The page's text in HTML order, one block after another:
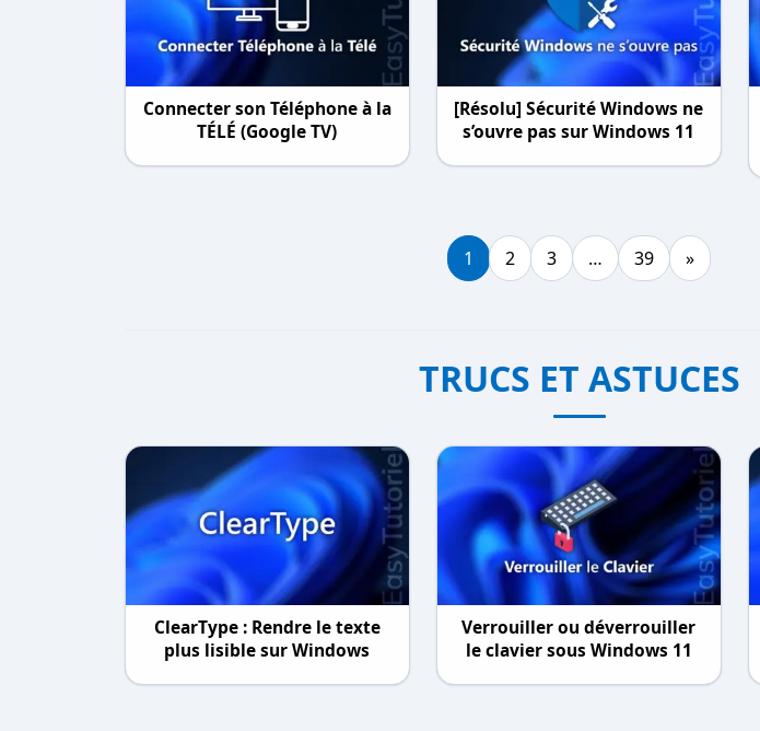
Connecter son Téléphone à la
TÉLÉ (Google TV)
[Résolu] Sécurité Windows ne
s’ouvre pas sur Windows 11
1 2 3 … 39 »
TRUCS ET ASTUCES
ClearType : Rendre le texte
plus lisible sur Windows
Verrouiller ou déverrouiller
le clavier sous Windows 11